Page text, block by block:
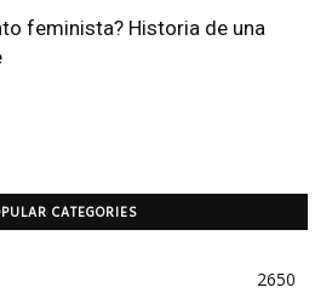
feminista? Historia de una
CATEGORIES
2650